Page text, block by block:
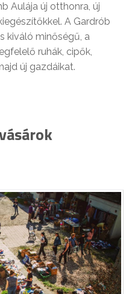
Aulája új otthonra, új
A Gardrób
kiváló minőségű, a
ruhák, cipők,
új gazdáikat.